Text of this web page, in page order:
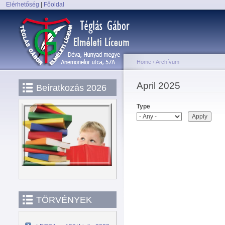
Elérhetőség Főoldal
Main menu
Beíratkozás 2026
TÖRVÉNYEK
You are here
Home › Archívum
April 2025
Type